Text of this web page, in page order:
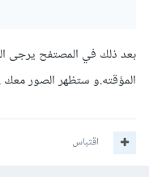
settings.py3.7 kB·0 تنزيلات
المؤقته.و ستظهر الصور معك .
اقتباس